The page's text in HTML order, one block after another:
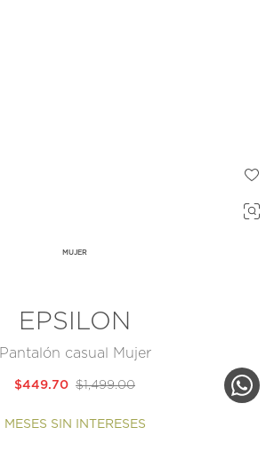
MUJER
EPSILON
Pantalón casual Mujer
$1,499.00
$449.70
MESES SIN INTERESES